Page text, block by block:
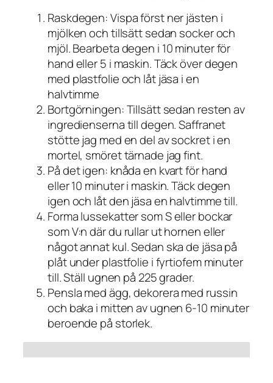
Raskdegen: Vispa först ner jästen i
mjölken och tillsätt sedan socker och
mjöl. Bearbeta degen i 10 minuter för
hand eller 5 i maskin. Täck över degen
med plastfolie och låt jäsa i en
halvtimme
Bortgörningen: Tillsätt sedan resten av
ingredienserna till degen. Saffranet
stötte jag med en del av sockret i en
mortel, smöret tärnade jag fint.
På det igen: knåda en kvart för hand
eller 10 minuter i maskin. Täck degen
igen och låt den jäsa en halvtimme till.
Forma lussekatter som S eller bockar
som V:n där du rullar ut hornen eller
något annat kul. Sedan ska de jäsa på
plåt under plastfolie i fyrtiofem minuter
till. Ställ ugnen på 225 grader.
Pensla med ägg, dekorera med russin
och baka i mitten av ugnen 6-10 minuter
beroende på storlek.